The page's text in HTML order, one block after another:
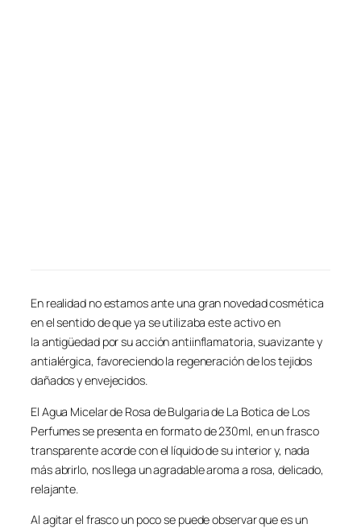
En realidad no estamos ante una gran novedad cosmética
en el sentido de que ya se utilizaba este activo en
la antigüedad por su acción antiinflamatoria, suavizante y
antialérgica, favoreciendo la regeneración de los tejidos
dañados y envejecidos.
El Agua Micelar de Rosa de Bulgaria de La Botica de Los
Perfumes se presenta en formato de 230ml, en un frasco
transparente acorde con el líquido de su interior y, nada
más abrirlo, nos llega un agradable aroma a rosa, delicado,
relajante.
Al agitar el frasco un poco se puede observar que es un